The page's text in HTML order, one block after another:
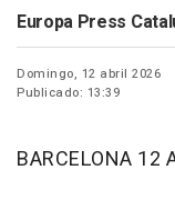
Europa Press
Domingo, 12 abril 2026
Publicado: 13:39
BARCELONA 12